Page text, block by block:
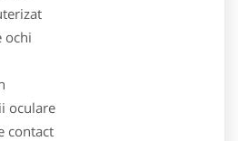
ochi
oculare
contact